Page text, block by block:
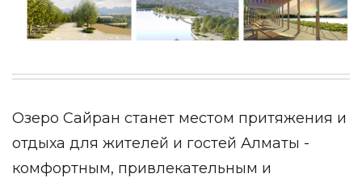
Озеро Сайран станет местом притяжения и
отдыха для жителей и гостей Алматы -
комфортным, привлекательным и